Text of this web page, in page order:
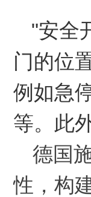
"安全
门的位
例如急
等。此
德国
性，构